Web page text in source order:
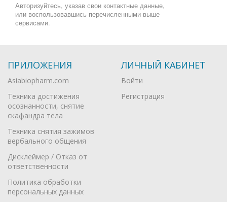
Авторизуйтесь, указав свои контактные данные,
или воспользовавшись перечисленными выше
сервисами.
ПРИЛОЖЕНИЯ
Asiabiopharm.com
Техника достижения
осознанности, снятие
скафандра тела
Техника снятия зажимов
вербального общения
Дисклеймер / Отказ от
ответственности
Политика обработки
персональных данных
ЛИЧНЫЙ КАБИНЕТ
Войти
Регистрация